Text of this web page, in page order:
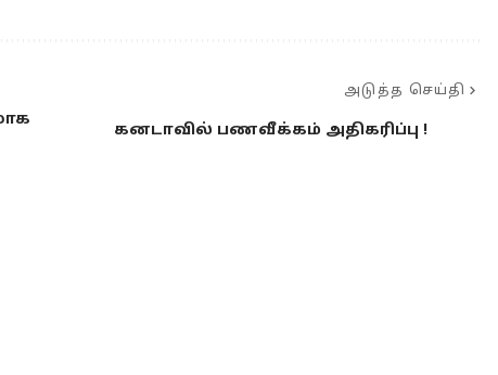
அடுத்த செய்தி
கனடாவில் பணவீக்கம் அதிகரிப்பு !